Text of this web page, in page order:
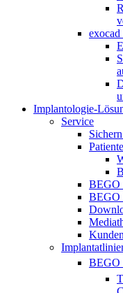
Implantologie-
Service
BEGO
BEGO
BEGO